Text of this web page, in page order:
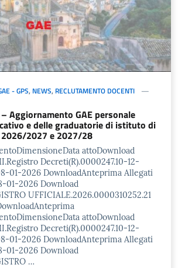
- GPS, NEWS, RECLUTAMENTO DOCENTI
Aggiornamento GAE personale
e delle graduatorie di istituto di
2027 e 2027/28
attoDownload
Decreti(R).0000247.10-12-
01-2026 DownloadAnteprima Allegati
01-2026 Download
UFFICIALE.2026.0000310252.21
attoDownload
Decreti(R).0000247.10-12-
01-2026 DownloadAnteprima Allegati
01-2026 Download
…